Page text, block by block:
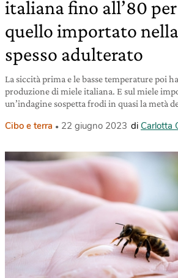
italiana fino all’80
quello importato
spesso adulterato
La siccità prima e le basse temperature poi
produzione di miele italiana. E sul miele
un’indagine sospetta frodi in quasi la metà
Cibo e terra 22 giugno 2023 di Carlotta